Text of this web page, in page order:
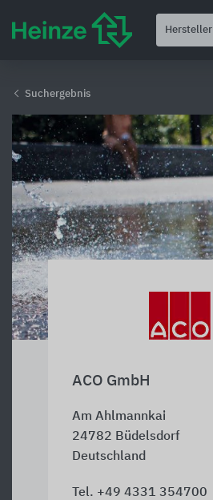
Hersteller
Suchergebnis
ACO GmbH
Am Ahlmannkai
24782 Büdelsdorf
Deutschland
Tel. +49 4331 354700